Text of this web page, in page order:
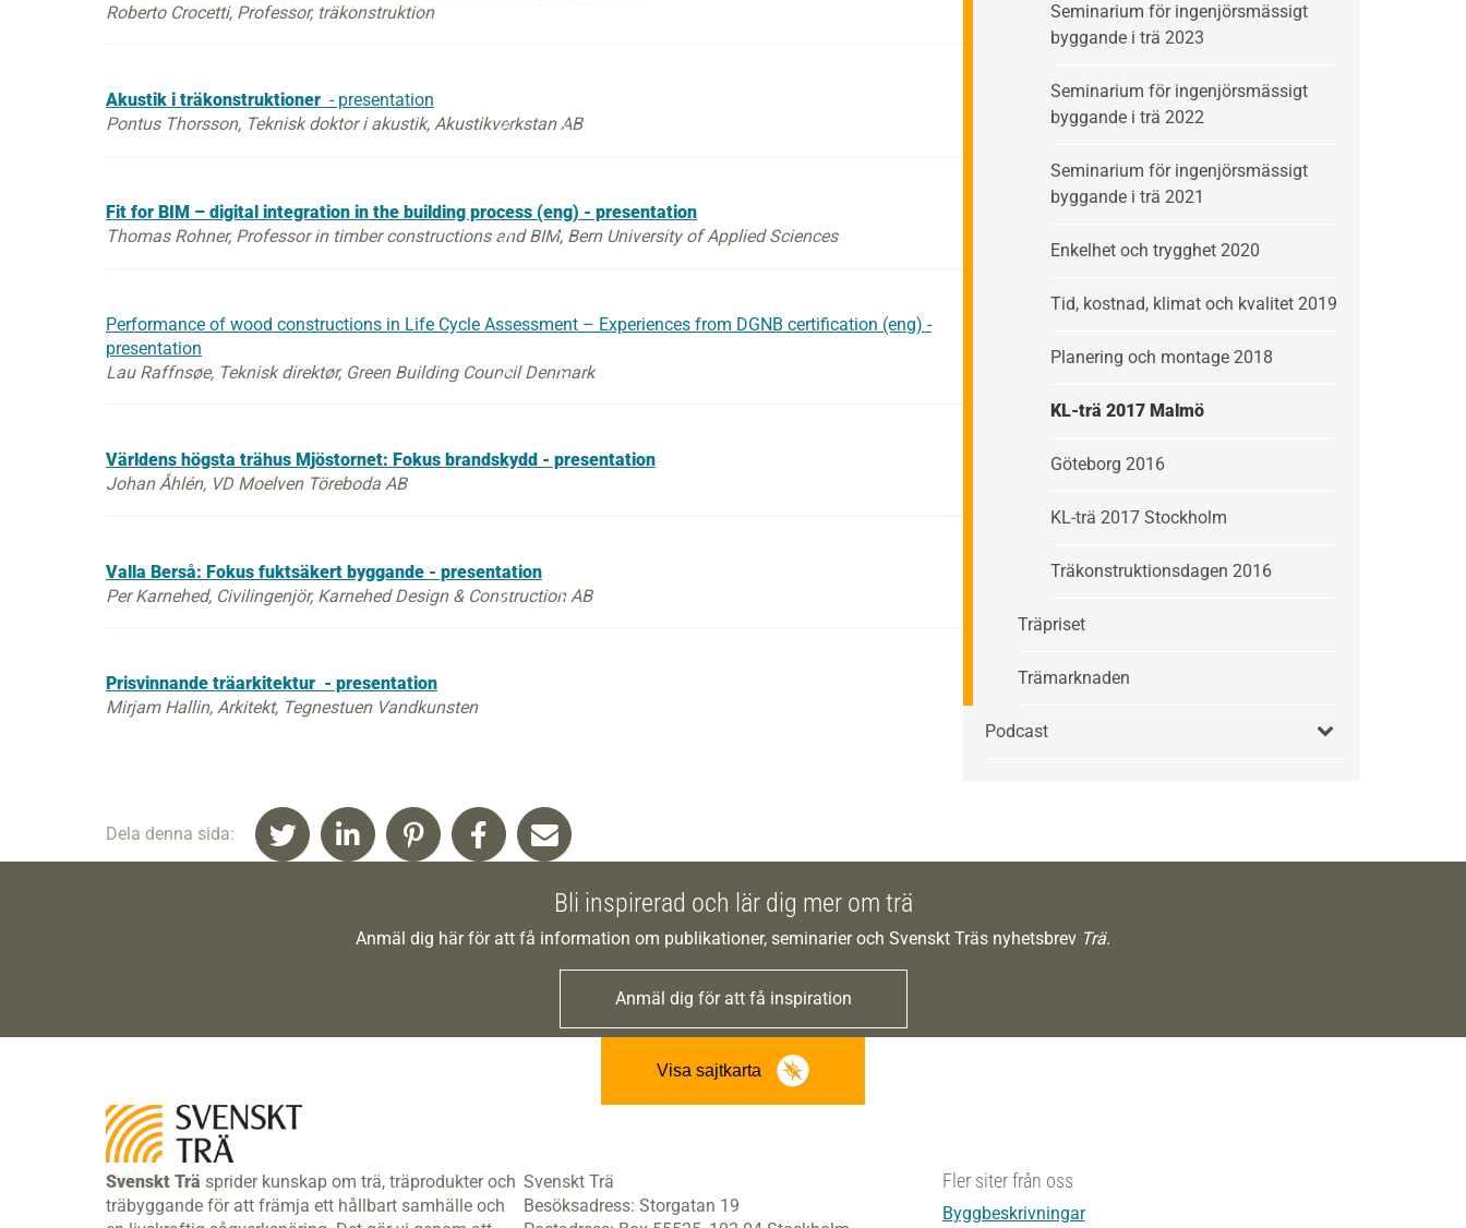
Roberto Crocetti, Professor, träkonstruktion
Akustik i träkonstruktioner - presentation
Pontus Thorsson, Teknisk doktor i akustik, Akustikverkstan AB
Fit for BIM – digital integration in the building process (eng) - presentation
Thomas Rohner, Professor in timber constructions and BIM, Bern University of Applied Sciences
Performance of wood constructions in Life Cycle Assessment – Experiences from DGNB certification (eng) -
presentation
Lau Raffnsøe, Teknisk direktør, Green Building Council Denmark
Världens högsta trähus Mjöstornet: Fokus brandskydd - presentation
Johan Åhlén, VD Moelven Töreboda AB
Valla Berså: Fokus fuktsäkert byggande - presentation
Per Karnehed, Civilingenjör, Karnehed Design & Construction AB
Prisvinnande träarkitektur - presentation
Mirjam Hallin, Arkitekt, Tegnestuen Vandkunsten
Seminarium för ingenjörsmässigt
byggande i trä 2023
Seminarium för ingenjörsmässigt
byggande i trä 2022
Seminarium för ingenjörsmässigt
byggande i trä 2021
Enkelhet och trygghet 2020
Tid, kostnad, klimat och kvalitet 2019
Planering och montage 2018
KL-trä 2017 Malmö
Göteborg 2016
KL-trä 2017 Stockholm
Träkonstruktionsdagen 2016
Träpriset
Trämarknaden
Podcast
Dela denna sida:
Bli inspirerad och lär dig mer om trä
Anmäl dig här för att få information om publikationer, seminarier och Svenskt Träs nyhetsbrev Trä.
Anmäl dig för att få inspiration
Visa sajtkarta
Svenskt Trä sprider kunskap om trä, träprodukter och
träbyggande för att främja ett hållbart samhälle och
Svenskt Trä
Besöksadress: Storgatan 19
Fler siter från oss
Byggbeskrivningar